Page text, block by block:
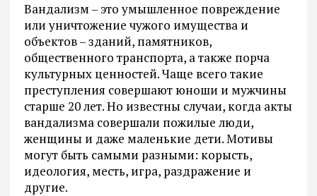
Вандализм – это умышленное повреждение
или уничтожение чужого имущества и
объектов – зданий, памятников,
общественного транспорта, а также порча
культурных ценностей. Чаще всего такие
преступления совершают юноши и мужчины
старше 20 лет. Но известны случаи, когда акты
вандализма совершали пожилые люди,
женщины и даже маленькие дети. Мотивы
могут быть самыми разными: корысть,
идеология, месть, игра, раздражение и
другие.